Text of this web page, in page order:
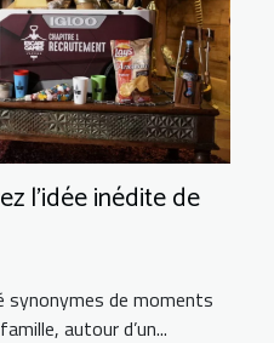
l’idée inédite de
de moments
autour d’un...